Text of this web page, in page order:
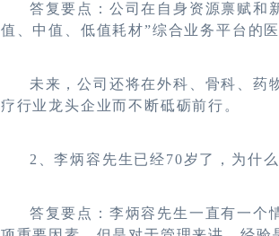
答复要点：公司在自身资源禀赋和
值、中值、低值耗材”综合业务平台的
未来，公司还将在外科、骨科、药
疗行业龙头企业而不断砥砺前行。
2 、李炳容先生已经70岁了，为什
答复要点：李炳容先生一直有一个